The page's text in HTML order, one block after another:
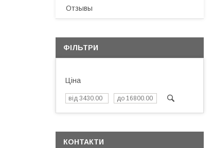
Отзывы
ФІЛЬТРИ
Ціна
КОНТАКТИ